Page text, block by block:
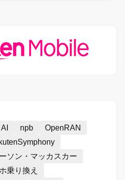
AI npb
OpenRAN
ソン・マッカスカー
乗り換え